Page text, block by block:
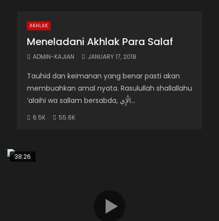
AKHLAK
Meneladani Akhlak Para Salaf
ADMIN-KAJIAN JANUARY 17, 2018
Tauhid dan keimanan yang benar pasti akan
membuahkan amal nyata. Rasulullah shallallahu
‘alaihi wa sallam bersabda, الْإِي...
6.5K 55.6K
38:26